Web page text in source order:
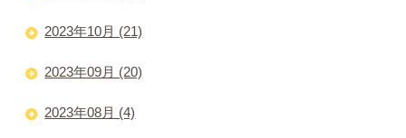
2023年10月 (21)
2023年09月 (20)
2023年08月 (4)